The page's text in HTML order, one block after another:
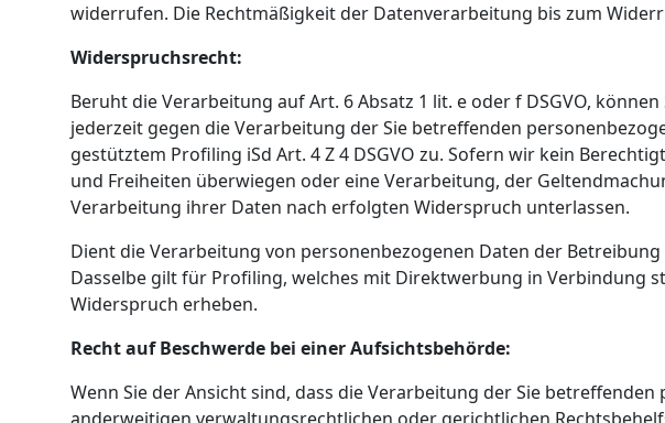
widerrufen. Die Rechtmäßigkeit der Datenverarbeitung bis zum
Widerspruchsrecht:
Beruht die Verarbeitung auf Art. 6 Absatz 1 lit. e oder f DSGVO,
jederzeit gegen die Verarbeitung der Sie betreffenden
gestütztem Profiling iSd Art. 4 Z 4 DSGVO zu. Sofern wir kein
und Freiheiten überwiegen oder eine Verarbeitung, der
Verarbeitung ihrer Daten nach erfolgten Widerspruch unterlassen.
Dient die Verarbeitung von personenbezogenen Daten der
Dasselbe gilt für Profiling, welches mit Direktwerbung in Verbindung
Widerspruch erheben.
Recht auf Beschwerde bei einer Aufsichtsbehörde:
Wenn Sie der Ansicht sind, dass die Verarbeitung der Sie